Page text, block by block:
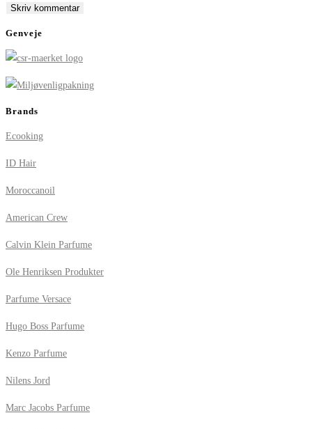
comment
comment
(optional)
Genveje
Brands
Ecooking
ID Hair
Moroccanoil
American Crew
Calvin Klein Parfume
Ole Henriksen Produkter
Parfume Versace
Hugo Boss Parfume
Kenzo Parfume
Nilens Jord
Marc Jacobs Parfume